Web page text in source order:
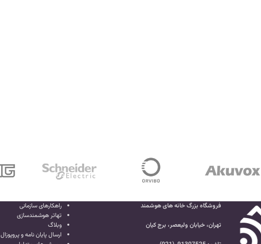
فروشگاه بزرگ خانه های هوشمند
تهران، خیابان ولیعصر، برج کیان
راهکارهای سازمانی
تهاتر هوشمندسازی
وبلاگ
ارسال پایان نامه و پروپوزال